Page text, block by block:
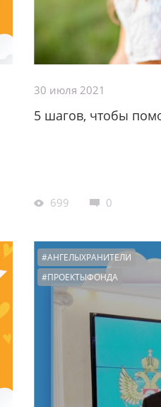
30 июля 2021
5 шагов, чтобы
699 0
#АНГЕЛЫХРАНИТЕЛИ
#ПРОЕКТЫФОНДА